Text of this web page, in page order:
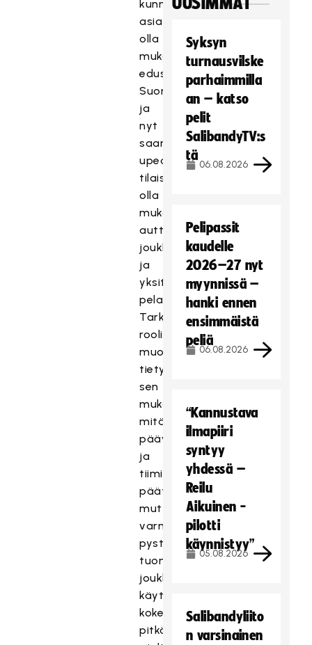
kunnia
asia
olla
mukana
edustamassa
Suomea,
ja
nyt
saan
upean
tilaisuuden
olla
mukana
auttamassa
joukkuetta
ja
yksittäisiä
pelaajia.
Tarkempi
roolini
muodostuu
tietysti
sen
mukaan,
mitä
päävalmentaja
ja
tiimi
päättävät,
mutta
varmasti
pystyn
tuomaan
joukkueen
käyttöön
kokemukseni
pitkältä
Syksyn
turnausvilske
parhaimmilla
an – katso
pelit
SalibandyTV:s
tä
06.08.2026
Pelipassit
kaudelle
2026–27 nyt
myynnissä –
hanki ennen
ensimmäistä
peliä
06.08.2026
“Kannustava
ilmapiiri
syntyy
yhdessä –
Reilu
Aikuinen -
pilotti
käynnistyy”
05.08.2026
Salibandyliito
n varsinainen